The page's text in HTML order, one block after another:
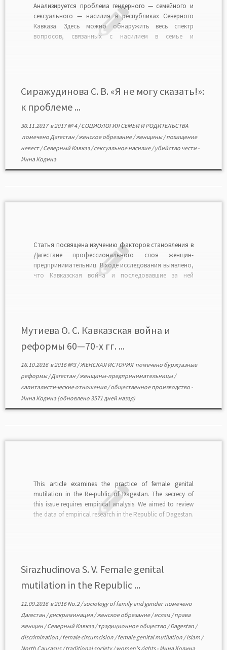
Анализируется проблема гендерного — семейного и
сексуального — насилия в республиках Северного
Кавказа. Здесь можно обнаружить весь спектр
вопросов, связанных с насилием в семье и
исследований, посвященных изучению насилия над
женщиной, проведенных […]
Сиражудинова С. В. «Я не могу сказать!»:
к проблеме ...
30.11.2017в2017 № 4/СОЦИОЛОГИЯ СЕМЬИ И РОДИТЕЛЬСТВА
помеченоДагестан /женское обрезание/женщины/похищение
невест/Северный Кавказ/сексуальное насилие/убийство чести -
Инна Кодина
Статья посвящена изучению факторов становления в
Дагестане профессионального слоя женщин-
предпринимательниц. В ходе исследования выявлено,
что Кавказская война и последовавшие за ней
владелицами винных и коньячных предприятий,
всевозможных ремесленных […]
Мутиева О. С. Кавказская война и
реформы 60—70-х гг. ...
16.10.2016в2016 №3/ЖЕНСКАЯ ИСТОРИЯ помечено буржуазные
реформы/Дагестан /женщины-предпринимательницы/
капиталистические отношения/общественное производство -
Инна Кодина(обновлено 3571 дней назад)
This article examines the practice of female genital
mutilation in the Re-public of Dagestan. The secrecy of
this issue requires empirical analysis. We aimed to review
the data of empirical research in the Republic of Dagestan.
Sirazhudinova S. V. Female genital
mutilation in the Republic ...
11.09.2016в2016 No.2/sociology of family and genderпомечено
Дагестан /дискриминация/женское обрезание/ислам /права
женщин /Северный Кавказ/традиционное общество /Dagestan /
discrimination /female circumcision /female genital mutilation /Islam /
North Caucasus/traditional society/women's rights- Инна Кодина